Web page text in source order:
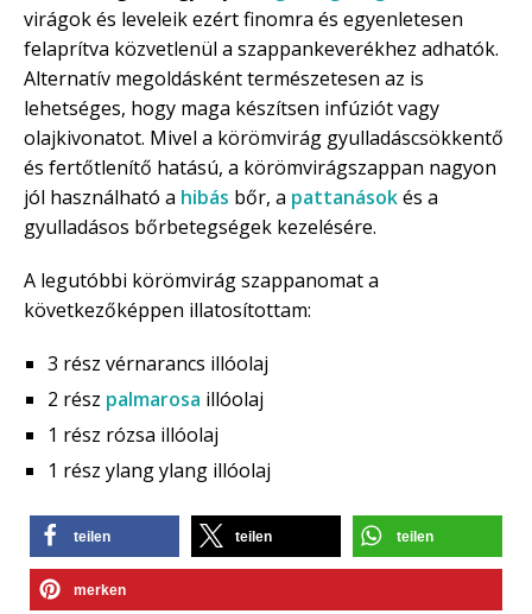
virágok és leveleik ezért finomra és egyenletesen
felaprítva közvetlenül a szappankeverékhez adhatók.
Alternatív megoldásként természetesen az is
lehetséges, hogy maga készítsen infúziót vagy
olajkivonatot. Mivel a körömvirág gyulladáscsökkentő
és fertőtlenítő hatású, a körömvirágszappan nagyon
jól használható a hibás bőr, a pattanásokés a
gyulladásos bőrbetegségek kezelésére.
A legutóbbi körömvirág szappanomat a
következőképpen illatosítottam:
3 rész vérnarancs illóolaj
2 rész palmarosa illóolaj
1 rész rózsa illóolaj
1 rész ylang ylang illóolaj
teilen teilen teilen
merken